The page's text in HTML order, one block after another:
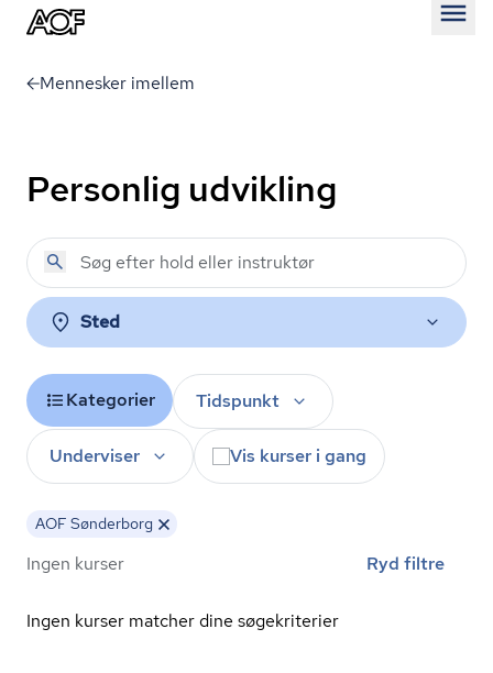
Mennesker imellem
Personlig udvikling
Sted
Kategorier Tidspunkt
Underviser Vis kurser i gang
AOF Sønderborg
Ingen kurser Ryd filtre
Ingen kurser matcher dine søgekriterier